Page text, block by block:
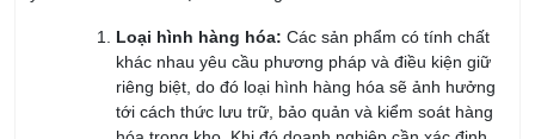
riêng biệt, do đó loại hình hàng hóa sẽ ảnh hưởng
tới cách thức lưu trữ, bảo quản và kiểm soát hàng
hóa trong kho. Khi đó doanh nghiệp cần xác định
đúng loại hình hàng hóa để lựa chọn được phương